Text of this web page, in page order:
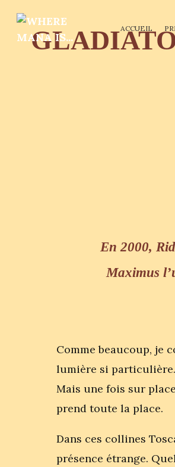
ACCUEIL
En 2000,
Maximus
Comme beaucoup, je
lumière si
Mais une fois sur
prend toute la place.
Dans ces collines
présence étrange.